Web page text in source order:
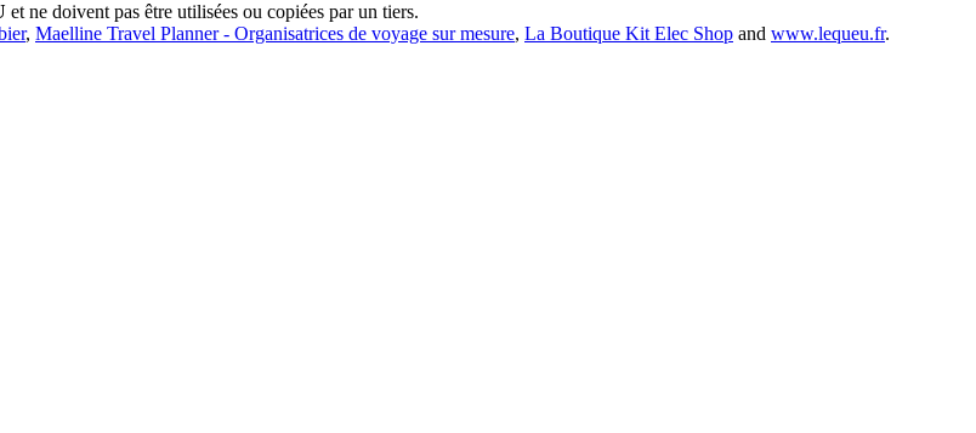
et ne doivent pas être utilisées ou copiées par un tiers.
, Maelline Travel Planner - Organisatrices de voyage sur mesure, La Boutique Kit Elec Shop and www.lequeu.fr.